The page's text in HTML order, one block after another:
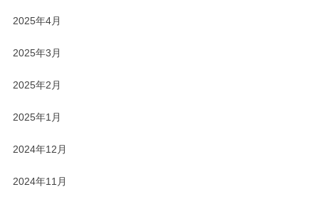
2025年4月
2025年3月
2025年2月
2025年1月
2024年12月
2024年11月